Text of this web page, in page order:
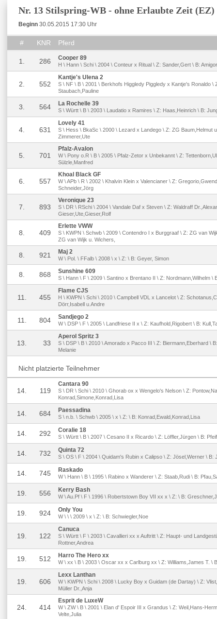
Nr. 13 Stilspring-WB - ohne Erlaubte Zeit (EZ)
Beginn 30.05.2015 17:30 Uhr
# KNR Pferd
1. 286 Cooper 89
H \ Hann \ Schi \ 2004 \ Conteur x Ritual \ Z: Sander,Gert \ B:
2. 552
Kantje's Ulena 2
S \ NF \ B \ 2001 \ Berkhofs Higgledy Piggledy x Kantje's Ronaldo \
Staubach,Pauline
3. 564 La Rochelle 39
S \ Württ \ B \ 2003 \ Laudatio x Ramires \ Z: Haas,Heinrich \ B:
4. 631
Lovely 41
S \ Hess \ BkaSc \ 2000 \ Lezard x Landego \ Z: ZG Baum,Helmut
Zimmerer,Ute
5. 701
Pfalz-Avalon
W \ Pony o.R \ B \ 2005 \ Pfalz-Zetor x Unbekannt \ Z:
Sülzle,Manfred
6. 557
Khoal Black GF
W \ APb \ R \ 2002 \ Khalvin Klein x Valencianer \ Z:
Schneider,Jörg
7. 893
Veronique 23
S \ DR \ RSchi \ 2004 \ Vandale Daf x Steven \ Z: Waldraff
Gieser,Ute,Gieser,Rolf
8. 409
Erlette VWW
S \ KWPN \ Schwb \ 2009 \ Contendro I x Burggraaf \ Z: ZG van
ZG van Wijk u. Wichers,
8. 921 Maj 2
W \ Pol. \ FFalb \ 2008 \ x \ Z: \ B: Geyer, Simon
8. 868 Sunshine 609
S \ Hann \ F \ 2009 \ Santino x Brentano II \ Z: Nordmann,Wilhelm \
11. 455
Flame CJS
H \ KWPN \ Schi \ 2010 \ Campbell VDL x Lancelot \ Z:
Dörr,Isabell u.Andre
11. 804 Sandjego 2
W \ DSP \ F \ 2005 \ Landfriese II x \ Z: Kaufhold,Rigobert \ B:
13. 33
Aperol Spritz 3
S \ DSP \ B \ 2010 \ Amorado x Pacco III \ Z: Biermann,Eberhard \
Melanie
Nicht platzierte Teilnehmer
14. 119
Cantara 90
S \ DR \ Schi \ 2010 \ Ghorab ox x Wengelo's Nelson \ Z:
Konrad,Simone,Konrad,Lisa
14. 684 Paessadina
S \ n.b. \ Schwb \ 2005 \ x \ Z: \ B: Konrad,Ewald,Konrad,Lisa
14. 292 Coralie 18
S \ Württ \ B \ 2007 \ Cesano II x Ricardo \ Z: Löffler,Jürgen \ B:
14. 732 Quinta 72
S \ OS \ F \ 2004 \ Quidam's Rubin x Calipso \ Z: Jösel,Werner \ B:
14. 745 Raskado
W \ Hann \ B \ 1995 \ Rabino x Wanderer \ Z: Staab,Rudi \ B:
19. 556 Kerry Bash
W \ Au.Pf \ F \ 1996 \ Robertstown Boy VII xx x \ Z: \ B:
19. 924 Only You
W \ \ \ 2009 \ x \ Z: \ B: Schwiegler,Noe
19. 122
Canuca
S \ Württ \ F \ 2003 \ Cavallieri xx x Auftritt \ Z: Haupt- und
Rottner,Andrea
19. 512 Harro The Hero xx
W \ xx \ B \ 2003 \ Oscar xx x Carlburg xx \ Z: Williams,James T. \
19. 606
Lexx Lanthan
W \ KWPN \ Schi \ 2008 \ Lucky Boy x Guidam (de Dartay) \ Z:
Müller Dr.,Anja
24. 414
Esprit de LuxeW
W \ ZW \ B \ 2001 \ Elan d' Espoir III x Grandus \ Z: Weil,Hans-
Velte,Julia